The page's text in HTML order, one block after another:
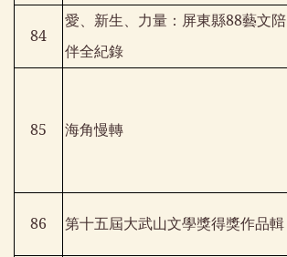
84
愛、新生、力量：屏東縣88藝文陪
伴全紀錄
85 海角慢轉
86 第十五屆大武山文學獎得獎作品輯